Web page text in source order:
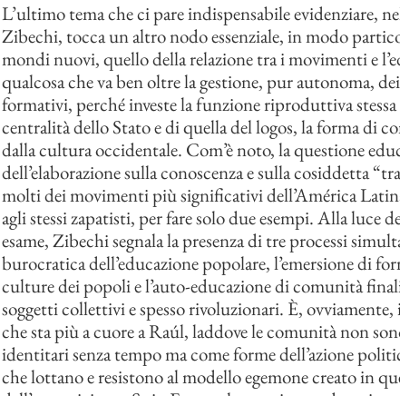
L’ultimo tema che ci pare indispensabile evidenziare,
Zibechi, tocca un altro nodo essenziale, in modo
mondi nuovi, quello della relazione tra i movimenti e
qualcosa che va ben oltre la gestione, pur autonoma,
formativi, perché investe la funzione riproduttiva
centralità dello Stato e di quella del logos, la forma di
dalla cultura occidentale. Com’è noto, la questione
dell’elaborazione sulla conoscenza e sulla cosiddetta
molti dei movimenti più significativi dell’América
agli stessi zapatisti, per fare solo due esempi. Alla luce
esame, Zibechi segnala la presenza di tre processi
burocratica dell’educazione popolare, l’emersione di
culture dei popoli e l’auto-educazione di comunità
soggetti collettivi e spesso rivoluzionari. È,
che sta più a cuore a Raúl, laddove le comunità non
identitari senza tempo ma come forme dell’azione
che lottano e resistono al modello egemone creato in